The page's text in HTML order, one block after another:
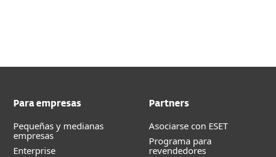
Para empresas
Pequeñas y medianas
empresas
Enterprise
Partners
Asociarse con ESET
Programa para
revendedores